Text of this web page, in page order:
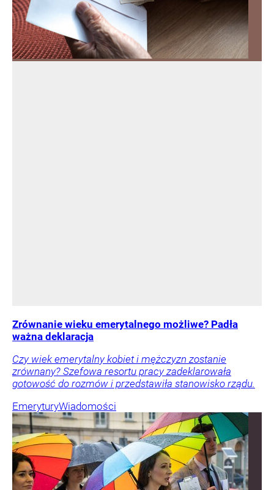
Zrównanie wieku emerytalnego możliwe? Padła
ważna deklaracja
Czy wiek emerytalny kobiet i mężczyzn zostanie
zrównany? Szefowa resortu pracy zadeklarowała
gotowość do rozmów i przedstawiła stanowisko rządu.
EmeryturyWiadomości